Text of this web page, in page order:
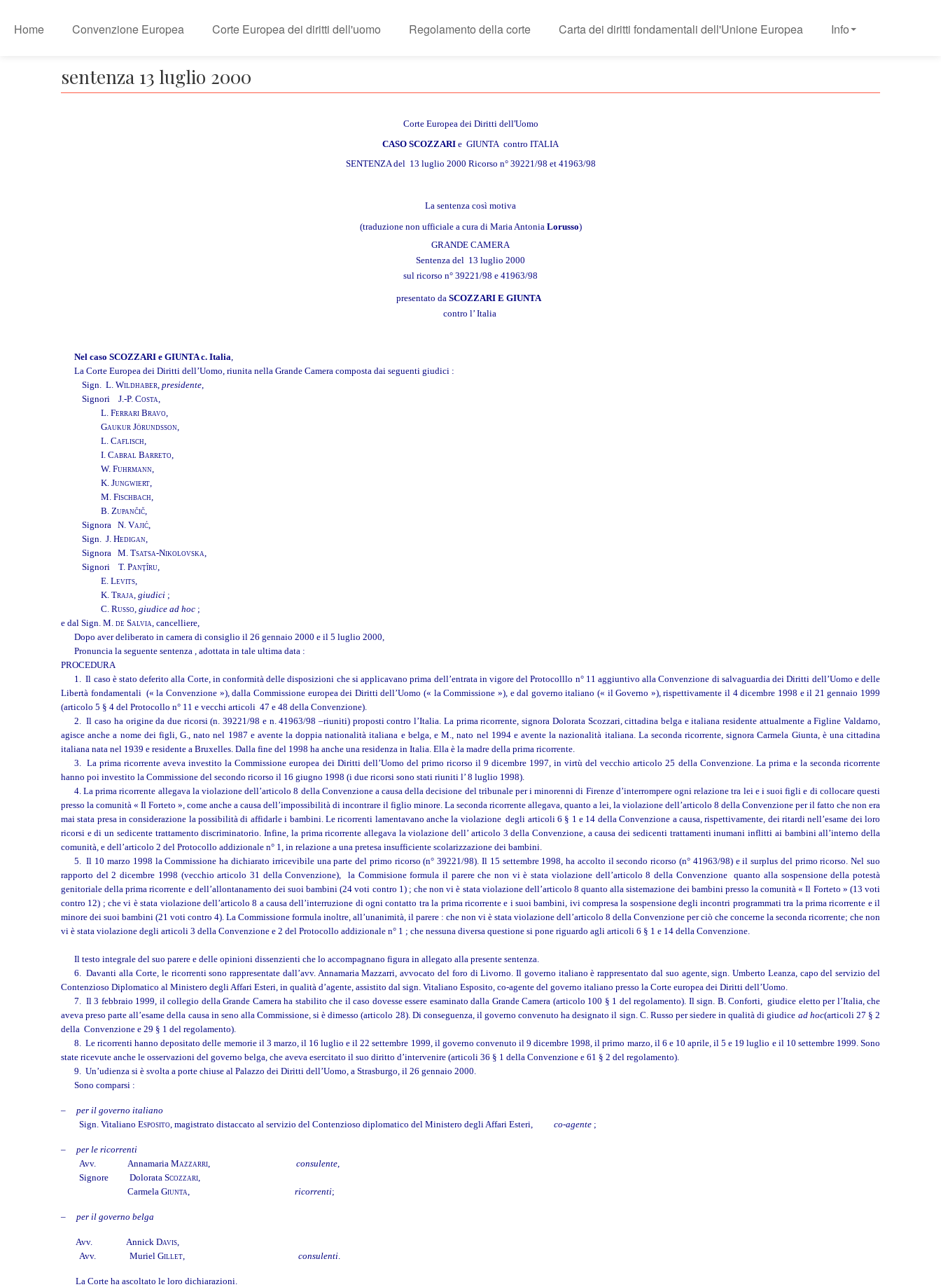
Home Convenzione Europea Corte Europea dei diritti dell'uomo Regolamento della corte Carta dei diritti fondamentali dell'Unione Europea Info
sentenza 13 luglio 2000
Corte Europea dei Diritti dell'Uomo
CASO SCOZZARI e GIUNTA contro ITALIA
SENTENZA del 13 luglio 2000 Ricorso n° 39221/98 et 41963/98
La sentenza così motiva
(traduzione non ufficiale a cura di Maria Antonia Lorusso)
GRANDE CAMERA
Sentenza del 13 luglio 2000
sul ricorso n° 39221/98 e 41963/98
presentato da SCOZZARI E GIUNTA
contro l’ Italia
Nel caso SCOZZARI e GIUNTA c. Italia,
La Corte Europea dei Diritti dell’Uomo, riunita nella Grande Camera composta dai seguenti giudici :
Sign. L. Wildhaber, presidente,
Signori J.-P. Costa,
L. Ferrari Bravo,
Gaukur Jörundsson,
L. Caflisch,
I. Cabral Barreto,
W. Fuhrmann,
K. Jungwiert,
M. Fischbach,
B. Zupančič,
Signora N. Vajić,
Sign. J. Hedigan,
Signora M. Tsatsa-Nikolovska,
Signori T. Panţîru,
E. Levits,
K. Traja, giudici ;
C. Russo, giudice ad hoc ;
e dal Sign. M. de Salvia, cancelliere,
Dopo aver deliberato in camera di consiglio il 26 gennaio 2000 e il 5 luglio 2000,
Pronuncia la seguente sentenza , adottata in tale ultima data :
PROCEDURA
1. Il caso è stato deferito alla Corte, in conformità delle disposizioni che si applicavano prima dell’entrata in vigore del Protocolllo n° 11 aggiuntivo alla Convenzione di salvaguardia dei Diritti dell’Uomo e delle
Libertà fondamentali (« la Convenzione »), dalla Commissione europea dei Diritti dell’Uomo (« la Commissione »), e dal governo italiano (« il Governo »), rispettivamente il 4 dicembre 1998 e il 21 gennaio 1999
(articolo 5 § 4 del Protocollo n° 11 e vecchi articoli 47 e 48 della Convenzione).
2. Il caso ha origine da due ricorsi (n. 39221/98 e n. 41963/98 –riuniti) proposti contro l’Italia. La prima ricorrente, signora Dolorata Scozzari, cittadina belga e italiana residente attualmente a Figline Valdarno,
agisce anche a nome dei figli, G., nato nel 1987 e avente la doppia nationalità italiana e belga, e M., nato nel 1994 e avente la nazionalità italiana. La seconda ricorrente, signora Carmela Giunta, è una cittadina
italiana nata nel 1939 e residente a Bruxelles. Dalla fine del 1998 ha anche una residenza in Italia. Ella è la madre della prima ricorrente.
3. La prima ricorrente aveva investito la Commissione europea dei Diritti dell’Uomo del primo ricorso il 9 dicembre 1997, in virtù del vecchio articolo 25 della Convenzione. La prima e la seconda ricorrente
hanno poi investito la Commissione del secondo ricorso il 16 giugno 1998 (i due ricorsi sono stati riuniti l’ 8 luglio 1998).
4. La prima ricorrente allegava la violazione dell’articolo 8 della Convenzione a causa della decisione del tribunale per i minorenni di Firenze d’interrompere ogni relazione tra lei e i suoi figli e di collocare questi
presso la comunità « Il Forteto », come anche a causa dell’impossibilità di incontrare il figlio minore. La seconda ricorrente allegava, quanto a lei, la violazione dell’articolo 8 della Convenzione per il fatto che non era
mai stata presa in considerazione la possibilità di affidarle i bambini. Le ricorrenti lamentavano anche la violazione degli articoli 6 § 1 e 14 della Convenzione a causa, rispettivamente, dei ritardi nell’esame dei loro
ricorsi e di un sedicente trattamento discriminatorio. Infine, la prima ricorrente allegava la violazione dell’ articolo 3 della Convenzione, a causa dei sedicenti trattamenti inumani inflitti ai bambini all’interno della
comunità, e dell’articolo 2 del Protocollo addizionale n° 1, in relazione a una pretesa insufficiente scolarizzazione dei bambini.
5. Il 10 marzo 1998 la Commissione ha dichiarato irricevibile una parte del primo ricorso (n° 39221/98). Il 15 settembre 1998, ha accolto il secondo ricorso (n° 41963/98) e il surplus del primo ricorso. Nel suo
rapporto del 2 dicembre 1998 (vecchio articolo 31 della Convenzione), la Commisione formula il parere che non vi è stata violazione dell’articolo 8 della Convenzione quanto alla sospensione della potestà
genitoriale della prima ricorrente e dell’allontanamento dei suoi bambini (24 voti contro 1) ; che non vi è stata violazione dell’articolo 8 quanto alla sistemazione dei bambini presso la comunità « Il Forteto » (13 voti
contro 12) ; che vi è stata violazione dell’articolo 8 a causa dell’interruzione di ogni contatto tra la prima ricorrente e i suoi bambini, ivi compresa la sospensione degli incontri programmati tra la prima ricorrente e il
minore dei suoi bambini (21 voti contro 4). La Commissione formula inoltre, all’unanimità, il parere : che non vi è stata violazione dell’articolo 8 della Convenzione per ciò che concerne la seconda ricorrente; che non
vi è stata violazione degli articoli 3 della Convenzione e 2 del Protocollo addizionale n° 1 ; che nessuna diversa questione si pone riguardo agli articoli 6 § 1 e 14 della Convenzione.
Il testo integrale del suo parere e delle opinioni dissenzienti che lo accompagnano figura in allegato alla presente sentenza.
6. Davanti alla Corte, le ricorrenti sono rappresentate dall’avv. Annamaria Mazzarri, avvocato del foro di Livorno. Il governo italiano è rappresentato dal suo agente, sign. Umberto Leanza, capo del servizio del
Contenzioso Diplomatico al Ministero degli Affari Esteri, in qualità d’agente, assistito dal sign. Vitaliano Esposito, co-agente del governo italiano presso la Corte europea dei Diritti dell’Uomo.
7. Il 3 febbraio 1999, il collegio della Grande Camera ha stabilito che il caso dovesse essere esaminato dalla Grande Camera (articolo 100 § 1 del regolamento). Il sign. B. Conforti, giudice eletto per l’Italia, che
aveva preso parte all’esame della causa in seno alla Commissione, si è dimesso (articolo 28). Di conseguenza, il governo convenuto ha designato il sign. C. Russo per siedere in qualità di giudice ad hoc(articoli 27 § 2
della Convenzione e 29 § 1 del regolamento).
8. Le ricorrenti hanno depositato delle memorie il 3 marzo, il 16 luglio e il 22 settembre 1999, il governo convenuto il 9 dicembre 1998, il primo marzo, il 6 e 10 aprile, il 5 e 19 luglio e il 10 settembre 1999. Sono
state ricevute anche le osservazioni del governo belga, che aveva esercitato il suo diritto d’intervenire (articoli 36 § 1 della Convenzione e 61 § 2 del regolamento).
9. Un’udienza si è svolta a porte chiuse al Palazzo dei Diritti dell’Uomo, a Strasburgo, il 26 gennaio 2000.
Sono comparsi :
– per il governo italiano
Sign. VitalianoEsposito, magistrato distaccato al servizio del Contenzioso diplomatico del Ministero degli Affari Esteri,co-agente ;
– per le ricorrenti
Avv.Annamaria Mazzarri,consulente,
SignoreDolorata Scozzari,
Carmela Giunta,ricorrenti;
– per il governo belga
Avv. Annick Davis,
Avv.
Muriel Gillet,consulenti.
La Corte ha ascoltato le loro dichiarazioni.